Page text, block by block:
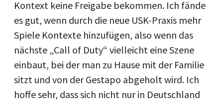
Kontext keine Freigabe bekommen. Ich fände
es gut, wenn durch die neue USK-Praxis mehr
Spiele Kontexte hinzufügen, also wenn das
nächste „Call of Duty“ vielleicht eine Szene
einbaut, bei der man zu Hause mit der Familie
sitzt und von der Gestapo abgeholt wird. Ich
hoffe sehr, dass sich nicht nur in Deutschland